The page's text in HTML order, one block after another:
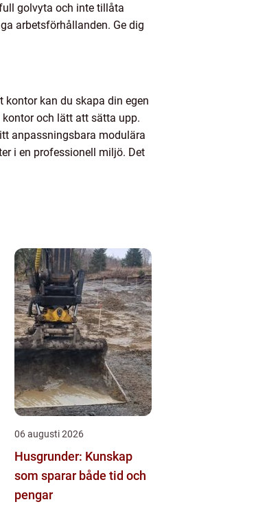
golvyta och inte tillåta
arbetsförhållanden. Ge dig
kan du skapa din egen
och lätt att sätta upp.
anpassningsbara modulära
i en professionell miljö. Det
06 augusti 2026
Husgrunder: Kunskap
som sparar både tid och
pengar